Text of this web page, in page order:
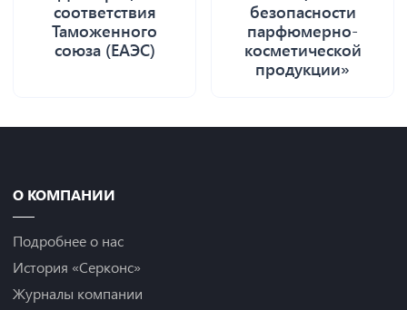
соответствия
Таможенного
союза (ЕАЭС)
безопасности
парфюмерно-
косметической
продукции»
О КОМПАНИИ
Подробнее о нас
История «Серконс»
Журналы компании